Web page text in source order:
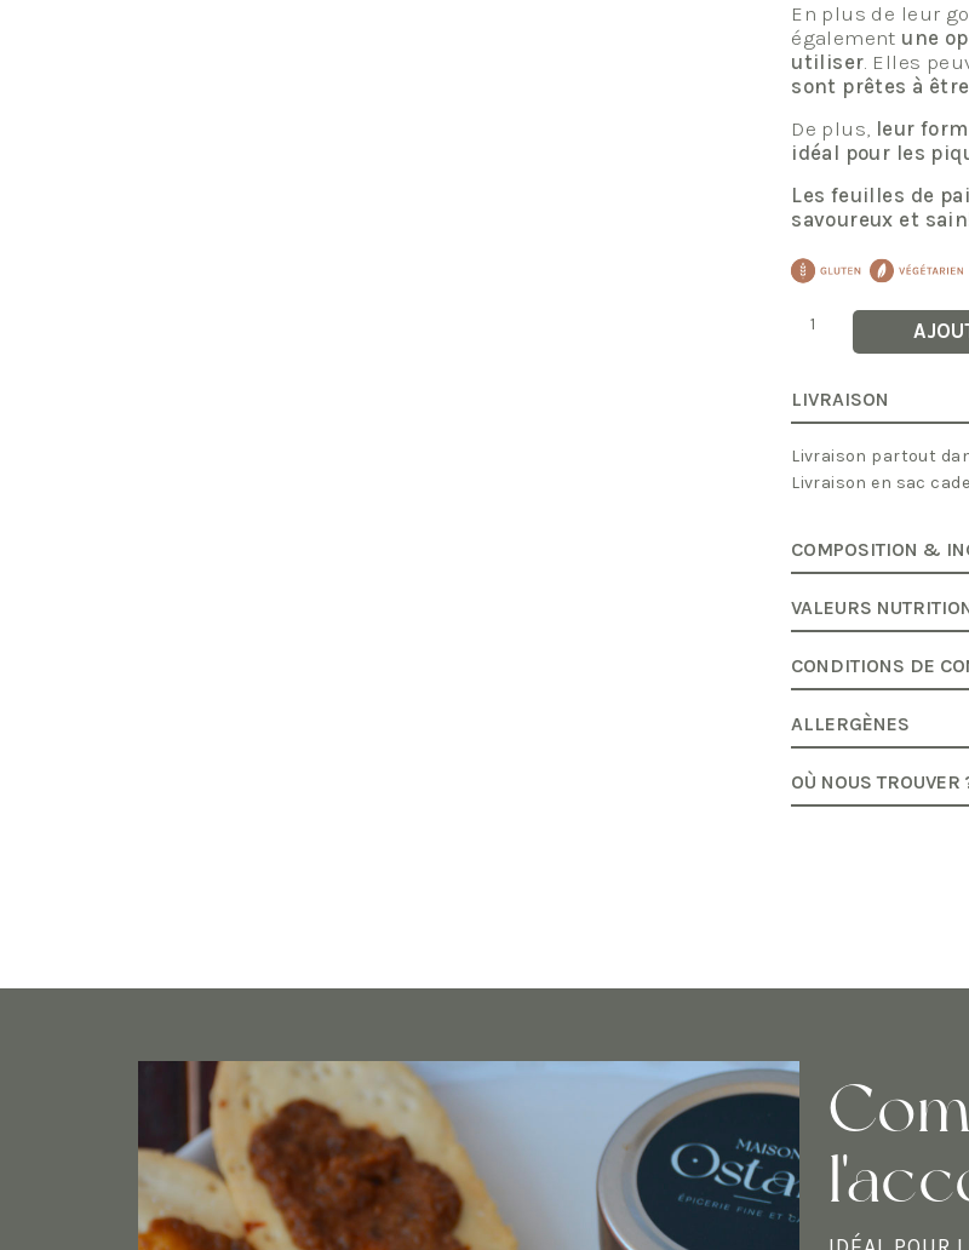
En plus de leur
également une
utiliser. Elles
sont prêtes à
De plus, leur
idéal pour les
Les feuilles de
savoureux et
quantité
au
Sésame
LIVRAISON
Livraison partout
Livraison en sac
COMPOSITION &
VALEURS
CONDITIONS DE
ALLERGÈNES
OÙ NOUS TROUVER